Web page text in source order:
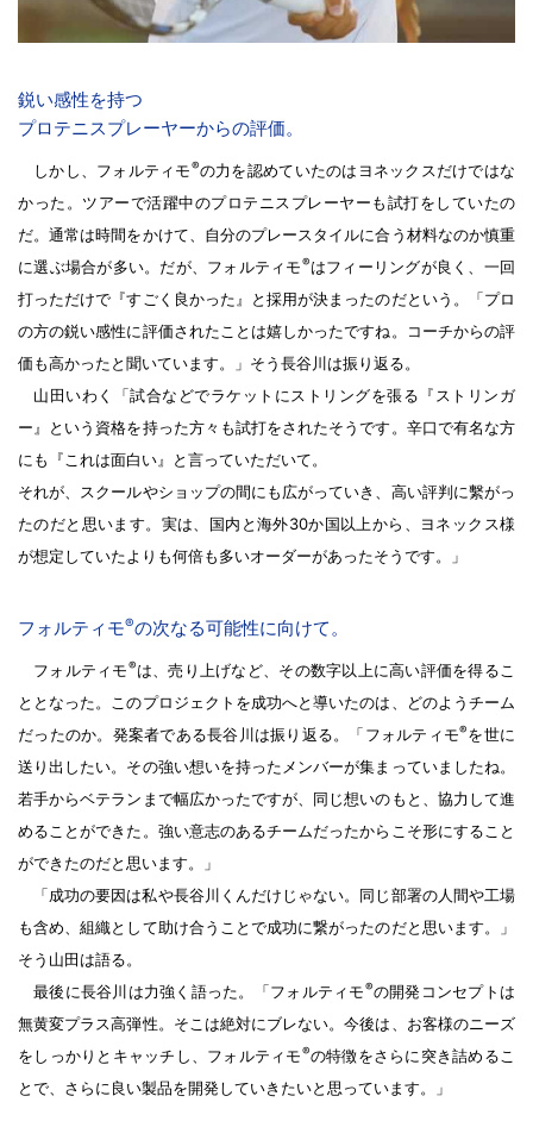
鋭い感性を持つ
プロテニスプレーヤーからの評価。
しかし、フォルティモ®の力を認めていたのはヨネックスだけではな
かった。ツアーで活躍中のプロテニスプレーヤーも試打をしていたの
だ。通常は時間をかけて、自分のプレースタイルに合う材料なのか慎重
に選ぶ場合が多い。だが、フォルティモ®はフィーリングが良く、一回
打っただけで『すごく良かった』と採用が決まったのだという。「プロ
の方の鋭い感性に評価されたことは嬉しかったですね。コーチからの評
価も高かったと聞いています。」そう長谷川は振り返る。
山田いわく「試合などでラケットにストリングを張る『ストリンガ
ー』という資格を持った方々も試打をされたそうです。辛口で有名な方
にも『これは面白い』と言っていただいて。
それが、スクールやショップの間にも広がっていき、高い評判に繫がっ
たのだと思います。実は、国内と海外30か国以上から、ヨネックス様
が想定していたよりも何倍も多いオーダーがあったそうです。」
フォルティモ®の次なる可能性に向けて。
フォルティモ®は、売り上げなど、その数字以上に高い評価を得るこ
ととなった。このプロジェクトを成功へと導いたのは、どのようチーム
だったのか。発案者である長谷川は振り返る。「フォルティモ®を世に
送り出したい。その強い想いを持ったメンバーが集まっていましたね。
若手からベテランまで幅広かったですが、同じ想いのもと、協力して進
めることができた。強い意志のあるチームだったからこそ形にすること
ができたのだと思います。」
「成功の要因は私や長谷川くんだけじゃない。同じ部署の人間や工場
も含め、組織として助け合うことで成功に繋がったのだと思います。」
そう山田は語る。
最後に長谷川は力強く語った。「フォルティモ®の開発コンセプトは
無黄変プラス高弾性。そこは絶対にブレない。今後は、お客様のニーズ
をしっかりとキャッチし、フォルティモ®の特徴をさらに突き詰めるこ
とで、さらに良い製品を開発していきたいと思っています。」